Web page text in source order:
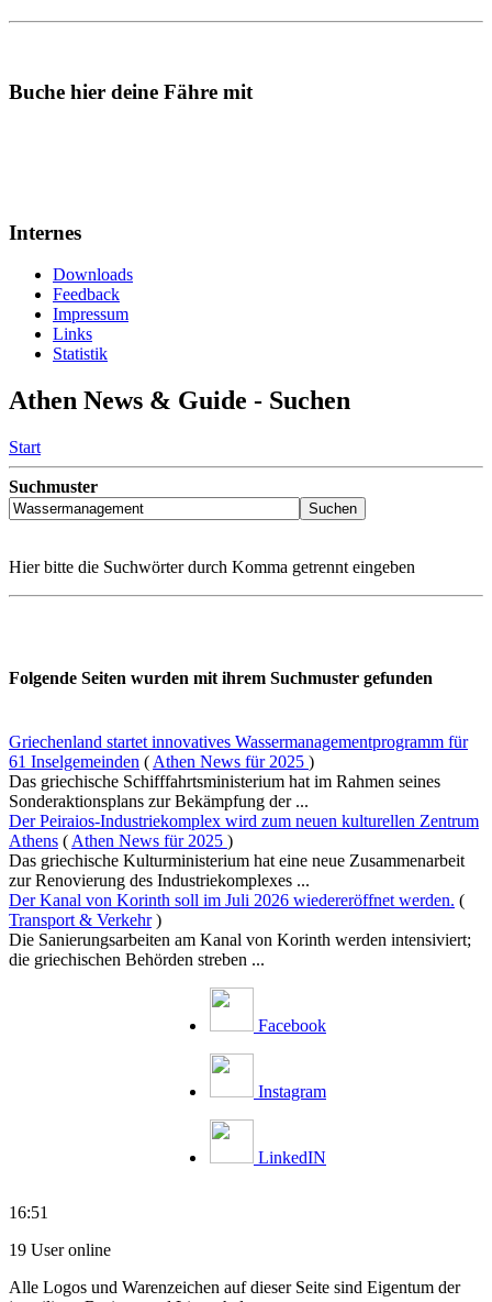
Buche hier deine Fähre mit
Internes
Downloads
Feedback
Impressum
Links
Statistik
Athen News & Guide - Suchen
Start
Suchmuster
Hier bitte die Suchwörter durch Komma getrennt eingeben
Folgende Seiten wurden mit ihrem Suchmuster gefunden
Griechenland startet innovatives Wassermanagementprogramm für
61 Inselgemeinden ( Athen News für 2025 )
Das griechische Schifffahrtsministerium hat im Rahmen seines
Sonderaktionsplans zur Bekämpfung der ...
Der Peiraios-Industriekomplex wird zum neuen kulturellen Zentrum
Athens ( Athen News für 2025 )
Das griechische Kulturministerium hat eine neue Zusammenarbeit
zur Renovierung des Industriekomplexes ...
Der Kanal von Korinth soll im Juli 2026 wiedereröffnet werden. (
Transport & Verkehr)
Die Sanierungsarbeiten am Kanal von Korinth werden intensiviert;
die griechischen Behörden streben ...
Facebook
Instagram
LinkedIN
16:51
19 User online
Alle Logos und Warenzeichen auf dieser Seite sind Eigentum der